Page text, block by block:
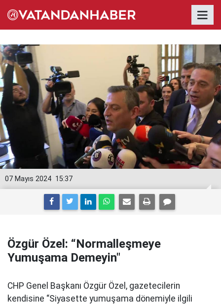
15:37
07 Mayıs 2024
Özgür Özel: “Normalleşmeye
Yumuşama Demeyin"
CHP Genel Başkanı Özgür Özel, gazetecilerin
kendisine “Siyasette yumuşama dönemiyle ilgili